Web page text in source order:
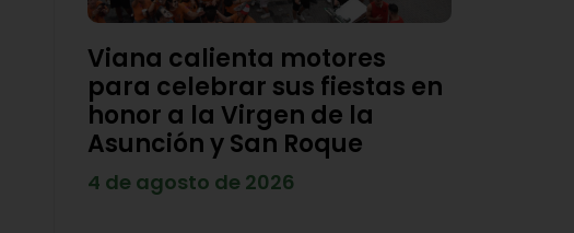
Viana calienta motores
para celebrar sus fiestas en
honor a la Virgen de la
Asunción y San Roque
4 de agosto de 2026